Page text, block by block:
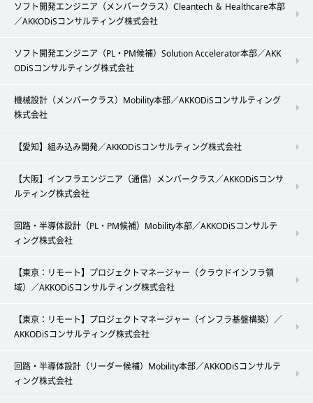
ソフト開発エンジニア（メンバークラス）Cleantech ＆ Healthcare本部
／AKKODiSコンサルティング株式会社
ソフト開発エンジニア（PL・PM候補）Solution Accelerator本部／AKK
ODiSコンサルティング株式会社
機械設計（メンバークラス）Mobility本部／AKKODiSコンサルティング
株式会社
【愛知】組み込み開発／AKKODiSコンサルティング株式会社
【大阪】インフラエンジニア（通信）メンバークラス／AKKODiSコンサ
ルティング株式会社
回路・半導体設計（PL・PM候補）Mobility本部／AKKODiSコンサルテ
ィング株式会社
【東京：リモート】プロジェクトマネージャー（クラウドインフラ領
域）／AKKODiSコンサルティング株式会社
【東京：リモート】プロジェクトマネージャー（インフラ基盤構築）／
AKKODiSコンサルティング株式会社
回路・半導体設計（リーダー候補）Mobility本部／AKKODiSコンサルテ
ィング株式会社